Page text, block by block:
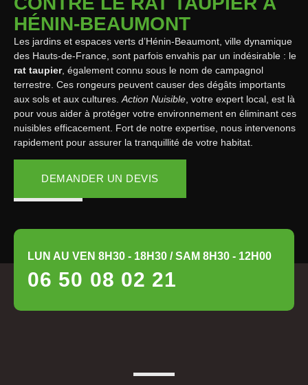
HÉNIN-BEAUMONT
Les jardins et espaces verts d’Hénin-Beaumont, ville dynamique
des Hauts-de-France, sont parfois envahis par un indésirable : le
rat taupier, également connu sous le nom de campagnol
terrestre. Ces rongeurs peuvent causer des dégâts importants
aux sols et aux cultures. Action Nuisible , votre expert local, est là
pour vous aider à protéger votre environnement en éliminant ces
nuisibles efficacement. Fort de notre expertise, nous intervenons
rapidement pour assurer la tranquillité de votre habitat.
DEMANDER UN DEVIS
LUN AU VEN 8H30 - 18H30 / SAM 8H30 - 12H00
06 50 08 02 21